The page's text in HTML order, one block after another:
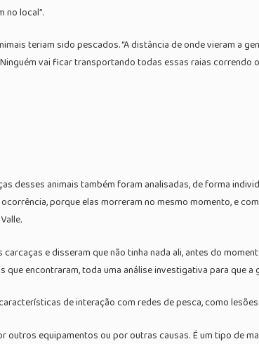
no local”.
teriam sido pescados. “A distância de onde vieram a
vai ficar transportando todas essas raias correndo
desses animais também foram analisadas, de forma
porque elas morreram no mesmo momento, e
e disseram que não tinha nada ali, antes do
encontraram, toda uma análise investigativa para que
de interação com redes de pesca, como
outros equipamentos ou por outras causas. É um tipo de